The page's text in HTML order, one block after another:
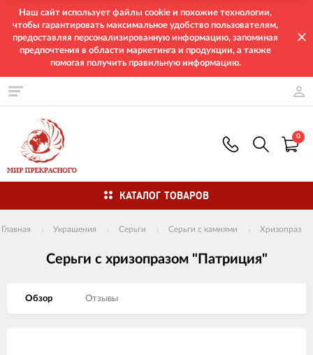
Наш сайт использует файлы cookie и похожие технологии,
чтобы гарантировать максимальное удобство пользователям,
предоставляя персонализированную информацию, запоминая
предпочтения в области маркетинга и продукции, а также
помогая получить правильную информацию.
0
КАТАЛОГ ТОВАРОВ
Главная Украшения Серьги Серьги с камнями Хризопраз
Серьги с хризопразом "Патриция"
Обзор Отзывы